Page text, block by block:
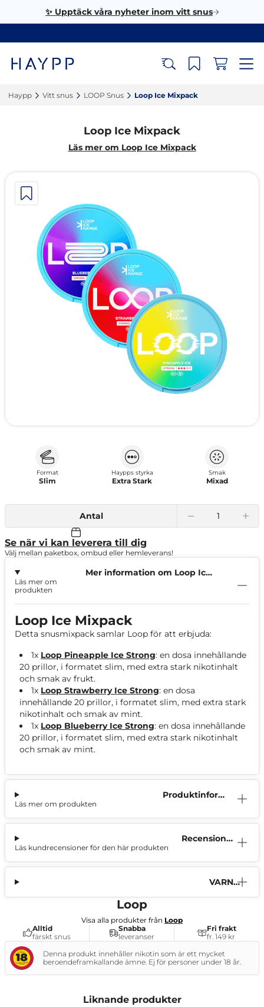
✨ Upptäck våra nyheter inom vitt snus
Haypp‎ Vitt snus‎ LOOP Snus‎ Loop Ice Mixpack‎
Loop Ice Mixpack
Läs mer om Loop Ice Mixpack
Format
Slim
Haypps styrka
Extra Stark
Smak
Mixad
Antal
Se när vi kan leverera till dig
Välj mellan paketbox, ombud eller hemleverans!
Mer information om Loop Ice
Läs mer om
produkten
Loop Ice Mixpack
Detta snusmixpack samlar Loop för att erbjuda:
1x Loop Pineapple Ice Strong: en dosa innehållande
20 prillor, i formatet slim, med extra stark nikotinhalt
och smak av frukt.
1x Loop Strawberry Ice Strong: en dosa
innehållande 20 prillor, i formatet slim, med extra stark
nikotinhalt och smak av mint.
1x Loop Blueberry Ice Strong: en dosa innehållande
20 prillor, i formatet slim, med extra stark nikotinhalt
och smak av mint.
Produktinform
Läs mer om produkten
Recensioner
Läs kundrecensioner för den här produkten
VARNI
Loop
Visa alla produkter från Loop
Alltid
färskt snus
Snabba
leveranser
Fri frakt
fr. 149 kr
Denna produkt innehåller nikotin som är ett mycket
beroendeframkallande ämne. Ej för personer under 18 år.
Liknande produkter